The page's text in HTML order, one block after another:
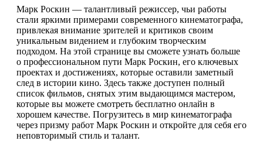
Марк Роскин — талантливый режиссер, чьи работы
стали яркими примерами современного кинематографа,
привлекая внимание зрителей и критиков своим
уникальным видением и глубоким творческим
подходом. На этой странице вы сможете узнать больше
о профессиональном пути Марк Роскин, его ключевых
проектах и достижениях, которые оставили заметный
след в истории кино. Здесь также доступен полный
список фильмов, снятых этим выдающимся мастером,
которые вы можете смотреть бесплатно онлайн в
хорошем качестве. Погрузитесь в мир кинематографа
через призму работ Марк Роскин и откройте для себя его
неповторимый стиль и талант.